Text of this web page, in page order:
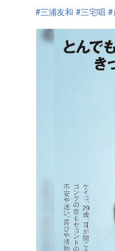
三浦友和
三宅唱